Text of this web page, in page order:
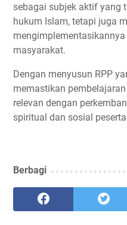
sebagai subjek aktif yang
hukum Islam, tetapi juga
masyarakat.
Dengan menyusun RPP
memastikan
relevan dengan
spiritual dan sosial
Berbagi